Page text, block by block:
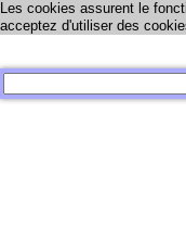
Les cookies assurent le
acceptez d'utiliser des